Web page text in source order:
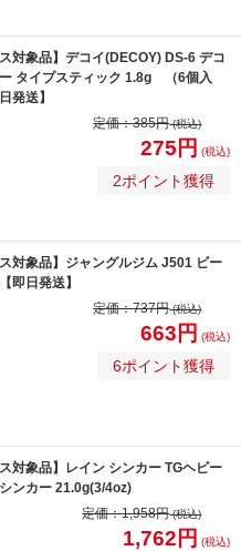
ス対象品】デコイ(DECOY) DS-6 デコ
タイプスティック 1.8g （6個入
発送】
定価：385円(税込)
275円 (税込)
2ポイント獲得
ス対象品】ジャングルジム J501 ビー
即日発送】
定価：737円(税込)
663円 (税込)
6ポイント獲得
ス対象品】レイン シンカー TGヘビー
ンカー 21.0g(3/4oz)
定価：1,958円(税込)
1,762円 (税込)